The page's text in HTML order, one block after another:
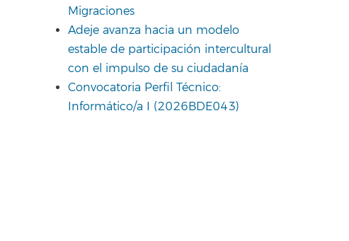
Migraciones
Adeje avanza hacia un modelo
estable de participación intercultural
con el impulso de su ciudadanía
Convocatoria Perfil Técnico:
Informático/a I (2026BDE043)